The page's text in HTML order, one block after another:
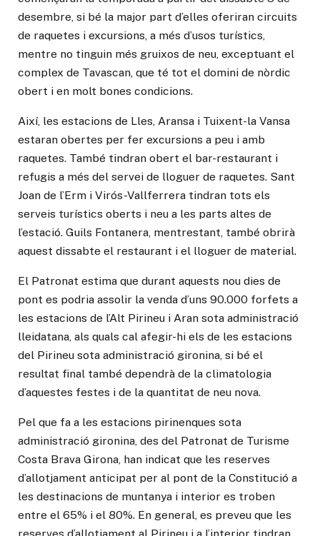
desembre, si bé la major part d’elles oferiran circuits
de raquetes i excursions, a més d’usos turístics,
mentre no tinguin més gruixos de neu, exceptuant el
complex de Tavascan, que té tot el domini de nòrdic
obert i en molt bones condicions.
Així, les estacions de Lles, Aransa i Tuixent-la Vansa
estaran obertes per fer excursions a peu i amb
raquetes. També tindran obert el bar-restaurant i
refugis a més del servei de lloguer de raquetes. Sant
Joan de l’Erm i Virós-Vallferrera tindran tots els
serveis turístics oberts i neu a les parts altes de
l’estació. Guils Fontanera, mentrestant, també obrirà
aquest dissabte el restaurant i el lloguer de material.
El Patronat estima que durant aquests nou dies de
pont es podria assolir la venda d’uns 90.000 forfets a
les estacions de l’Alt Pirineu i Aran sota administració
lleidatana, als quals cal afegir-hi els de les estacions
del Pirineu sota administració gironina, si bé el
resultat final també dependrà de la climatologia
d’aquestes festes i de la quantitat de neu nova.
Pel que fa a les estacions pirinenques sota
administració gironina, des del Patronat de Turisme
Costa Brava Girona, han indicat que les reserves
d’allotjament anticipat per al pont de la Constitució a
les destinacions de muntanya i interior es troben
entre el 65% i el 80%. En general, es preveu que les
reserves d’allotjament al Pirineu i a l’interior tindran